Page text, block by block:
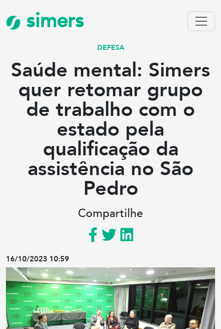
simers
DEFESA
Saúde mental: Simers
quer retomar grupo
de trabalho com o
estado pela
qualificação da
assistência no São
Pedro
Compartilhe
16/10/2023 10:59